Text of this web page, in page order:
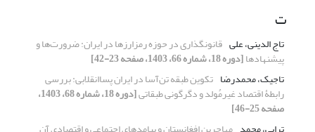
ت
تاج الدینی، علی قانونگذاری در حوزه رمزارزها در ایران: ضرورت‌ها و
پیشنهادها[دوره 18، شماره 66، 1403، صفحه 23-42]
تاجیک، محمدرضا تکوین طبقه تن‌آسا در ایران پساانقلابی: بررسی
رابطۀ اقتصاد غیرمُولد و دگرگونی طبقاتی [دوره 18، شماره 68، 1403،
صفحه 25-46]